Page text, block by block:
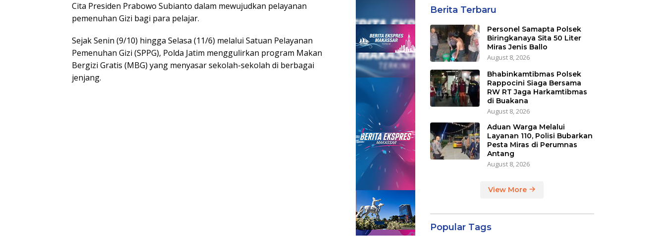
Cita Presiden Prabowo Subianto dalam mewujudkan pelayanan
pemenuhan Gizi bagi para pelajar.
Sejak Senin (9/10) hingga Selasa (11/6) melalui Satuan Pelayanan
Pemenuhan Gizi (SPPG), Polda Jatim menggulirkan program Makan
Bergizi Gratis (MBG) yang menyasar sekolah-sekolah di berbagai
jenjang.
Berita Terbaru
Personel Samapta Polsek
Biringkanaya Sita 50 Liter
Miras Jenis Ballo
August 8, 2026
Bhabinkamtibmas Polsek
Rappocini Siaga Bersama
RW RT Jaga Harkamtibmas
di Buakana
August 8, 2026
Aduan Warga Melalui
Layanan 110, Polisi Bubarkan
Pesta Miras di Perumnas
Antang
August 8, 2026
View More
Popular Tags